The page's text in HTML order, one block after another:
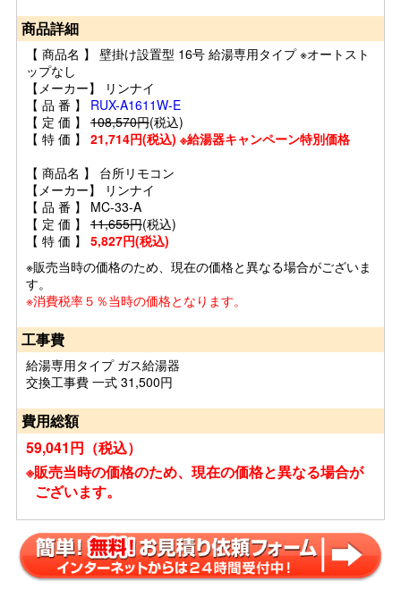
商品詳細
【 商品名 】 壁掛け設置型 16号 給湯専用タイプ ※オートスト
ップなし
【メーカー】 リンナイ
【 品 番 】 RUX-A1611W-E
【 定 価 】 108,570円(税込)
【 特 価 】 21,714円(税込) ※給湯器キャンペーン特別価格
【 商品名 】 台所リモコン
【メーカー】 リンナイ
【 品 番 】 MC-33-A
【 定 価 】 11,655円(税込)
【 特 価 】 5,827円(税込)
※販売当時の価格のため、現在の価格と異なる場合がございま
す。
※消費税率５％当時の価格となります。
工事費
給湯専用タイプ ガス給湯器
交換工事費 一式 31,500円
費用総額
59,041円（税込）
※販売当時の価格のため、現在の価格と異なる場合が
ございます。